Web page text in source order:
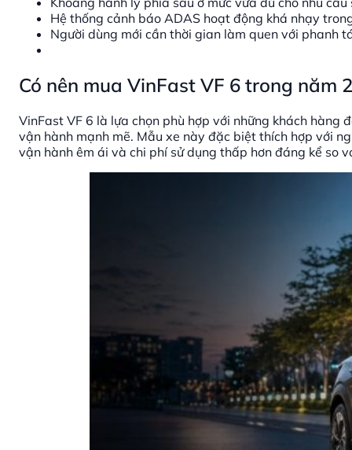
Hệ thống cảnh báo ADAS hoạt động khá nhạy
Người dùng mới cần thời gian làm quen với phanh
Có nên mua VinFast VF 6 trong năm
VinFast VF 6 là lựa chọn phù hợp với những khách
vận hành mạnh mẽ. Mẫu xe này đặc biệt thích hợp với
vận hành êm ái và chi phí sử dụng thấp hơn đáng kể so